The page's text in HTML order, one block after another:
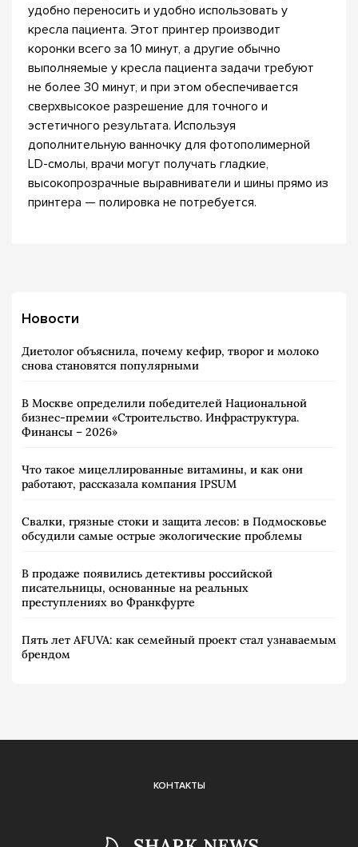
удобно переносить и удобно использовать у
кресла пациента. Этот принтер производит
коронки всего за 10 минут, а другие обычно
выполняемые у кресла пациента задачи требуют
не более 30 минут, и при этом обеспечивается
сверхвысокое разрешение для точного и
эстетичного результата. Используя
дополнительную ванночку для фотополимерной
LD-смолы, врачи могут получать гладкие,
высокопрозрачные выравниватели и шины прямо из
принтера — полировка не потребуется.
Новости
Диетолог объяснила, почему кефир, творог и молоко
снова становятся популярными
В Москве определили победителей Национальной
бизнес-премии «Строительство. Инфраструктура.
Финансы – 2026»
Что такое мицеллированные витамины, и как они
работают, рассказала компания IPSUM
Свалки, грязные стоки и защита лесов: в Подмосковье
обсудили самые острые экологические проблемы
В продаже появились детективы российской
писательницы, основанные на реальных
преступлениях во Франкфурте
Пять лет AFUVA: как семейный проект стал узнаваемым
брендом
КОНТАКТЫ